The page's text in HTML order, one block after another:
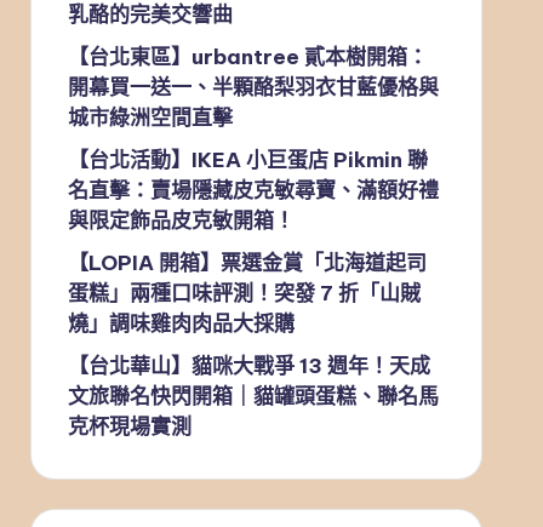
乳酪的完美交響曲
【台北東區】urbantree 貳本樹開箱：
開幕買一送一、半顆酪梨羽衣甘藍優格與
城市綠洲空間直擊
【台北活動】IKEA 小巨蛋店 Pikmin 聯
名直擊：賣場隱藏皮克敏尋寶、滿額好禮
與限定飾品皮克敏開箱！
【LOPIA 開箱】票選金賞「北海道起司
蛋糕」兩種口味評測！突發 7 折「山賊
燒」調味雞肉肉品大採購
【台北華山】貓咪大戰爭 13 週年！天成
文旅聯名快閃開箱｜貓罐頭蛋糕、聯名馬
克杯現場實測